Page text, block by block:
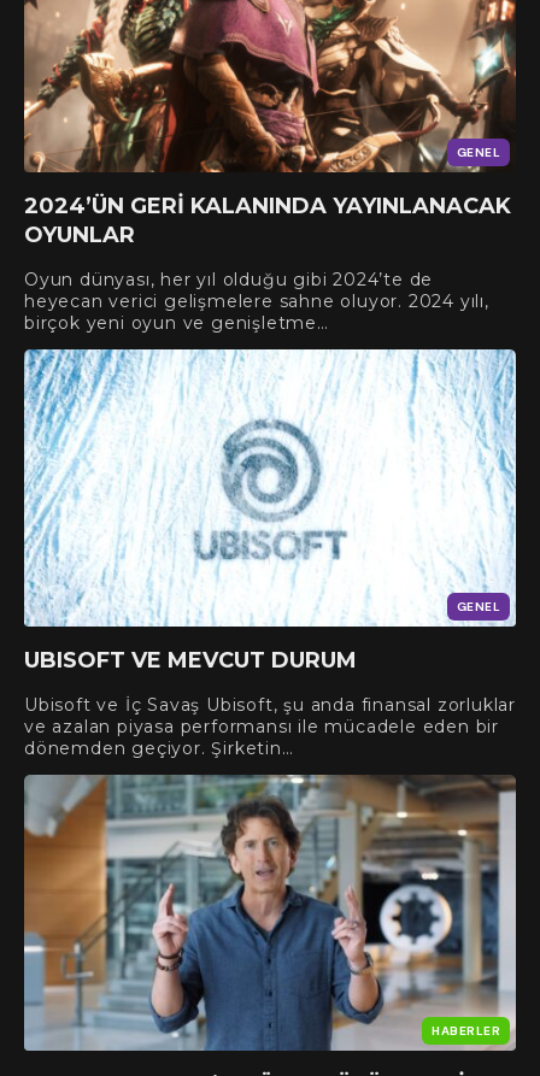
GENEL
2024’ÜN GERI KALANINDA YAYINLANACAK
OYUNLAR
Oyun dünyası, her yıl olduğu gibi 2024’te de
heyecan verici gelişmelere sahne oluyor. 2024 yılı,
birçok yeni oyun ve genişletme…
GENEL
UBISOFT VE MEVCUT DURUM
Ubisoft ve İç Savaş Ubisoft, şu anda finansal zorluklar
ve azalan piyasa performansı ile mücadele eden bir
dönemden geçiyor. Şirketin…
HABERLER